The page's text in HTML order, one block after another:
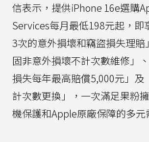
信表示，提供iPhone 16e選購
Services每月最低198元起，即
3次的意外損壞和竊盜損失理賠
固非意外損壞不計次數維修」
損失每年最高賠償5,000元」及
計次數更換」，一次滿足果粉
機保護和Apple原廠保障的多元